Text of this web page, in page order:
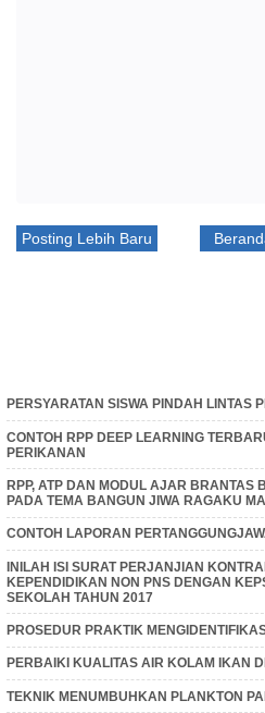
Posting Lebih Baru
PERSYARATAN SISWA PINDAH LINTAS
CONTOH RPP DEEP LEARNING
PERIKANAN
RPP, ATP DAN MODUL AJAR BRANTAS
PADA TEMA BANGUN JIWA RAGAKU
CONTOH LAPORAN
INILAH ISI SURAT PERJANJIAN
KEPENDIDIKAN NON PNS DENGAN
SEKOLAH TAHUN 2017
PROSEDUR PRAKTIK
PERBAIKI KUALITAS AIR KOLAM IKAN
TEKNIK MENUMBUHKAN PLANKTON